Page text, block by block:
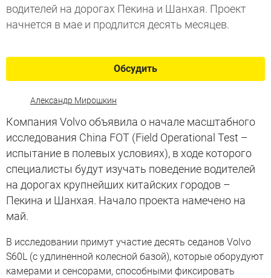
водителей на дорогах Пекина и Шанхая. Проект
начнется в мае и продлится десять месяцев.
Обсудить
Александр Мирошкин
Компания Volvo объявила о начале масштабного
исследования China FOT (Field Operational Test –
испытание в полевых условиях), в ходе которого
специалисты будут изучать поведение водителей
на дорогах крупнейших китайских городов –
Пекина и Шанхая. Начало проекта намечено на
май.
В исследовании примут участие десять седанов Volvo
S60L (с удлиненной колесной базой), которые оборудуют
камерами и сенсорами, способными фиксировать